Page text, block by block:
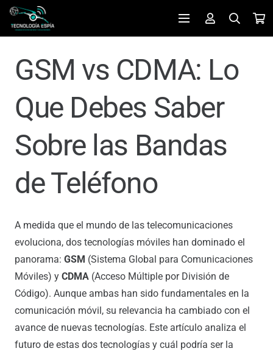
GSM vs CDMA: Lo
Que Debes Saber
Sobre las Bandas
de Teléfono
A medida que el mundo de las telecomunicaciones
evoluciona, dos tecnologías móviles han dominado el
panorama: GSM (Sistema Global para Comunicaciones
Móviles) y CDMA (Acceso Múltiple por División de
Código). Aunque ambas han sido fundamentales en la
comunicación móvil, su relevancia ha cambiado con el
avance de nuevas tecnologías. Este artículo analiza el
futuro de estas dos tecnologías y cuál podría ser la